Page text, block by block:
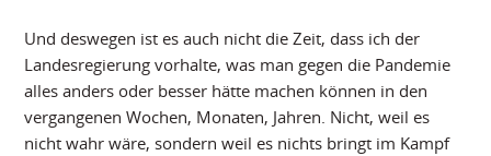
Und deswegen ist es auch nicht die Zeit, dass ich der
Landesregierung vorhalte, was man gegen die Pandemie
alles anders oder besser hätte machen können in den
vergangenen Wochen, Monaten, Jahren. Nicht, weil es
nicht wahr wäre, sondern weil es nichts bringt im Kampf